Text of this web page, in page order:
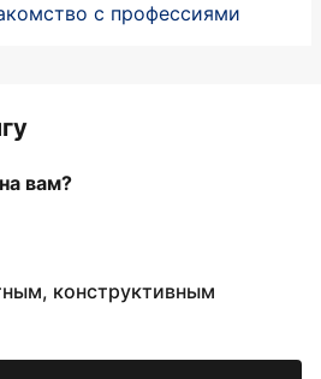
с профессиями
вам?
конструктивным